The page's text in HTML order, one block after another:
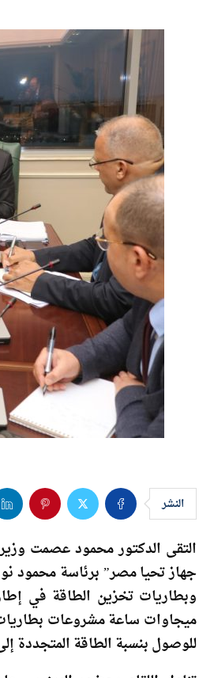
التقى الدكتور محمود عصمت وزير
جهاز تحيا مصر” برئاسة محمود
ميجاوات ساعة مشروعات بطاريات
للوصول بنسبة الطاقة المتجددة إلى 45% من مزيج الطاقة عام
تناول اللقاء بحضور المهندس